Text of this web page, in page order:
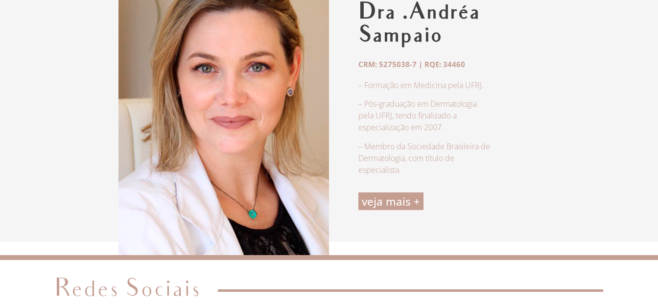
Dra .Andréa
Sampaio
CRM: 5275038-7 | RQE: 34460
– Formação em Medicina pela UFRJ.
– Pós-graduação em Dermatologia
pela UFRJ, tendo finalizado a
especialização em 2007.
– Membro da Sociedade Brasileira de
Dermatologia, com título de
especialista.
veja mais +
Redes Sociais